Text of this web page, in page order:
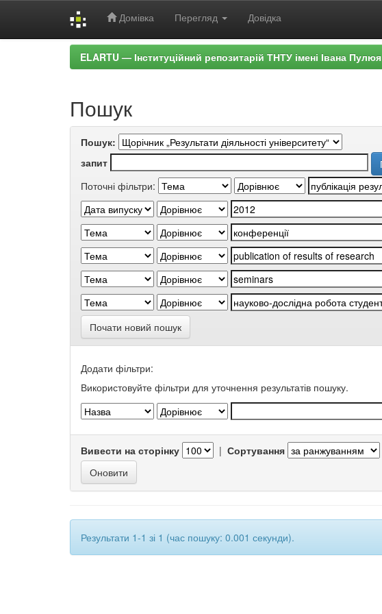
Домівка Перегляд Довідка
ELARTU — Інституційний репозитарій ТНТУ імені Івана Пулюя
Пошук
Пошук:
запит
Поточні фільтри:
Почати новий пошук
Додати фільтри:
Використовуйте фільтри для уточнення результатів пошуку.
Вивести на сторінку | Сортування
Результати 1-1 зі 1 (час пошуку: 0.001 секунди).